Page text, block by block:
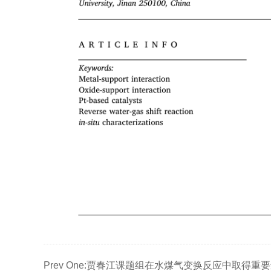
Prev One:贾春江课题组在水煤气变换反应中取得重